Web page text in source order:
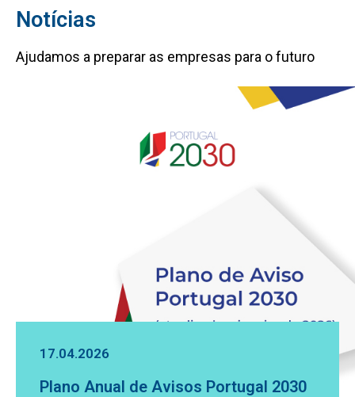
Notícias
Ajudamos a preparar as empresas para o futuro
17.04.2026
Plano Anual de Avisos Portugal 2030